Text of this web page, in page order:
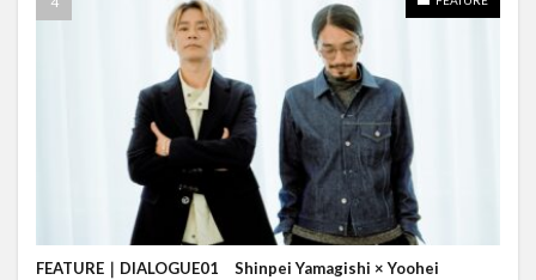
FEATURE｜DIALOGUE01 Shinpei Yamagishi × Yoohei